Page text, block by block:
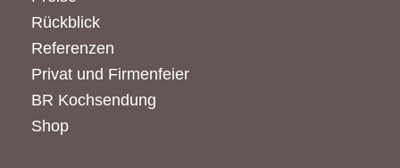
Rückblick
Referenzen
Privat und Firmenfeier
BR Kochsendung
Shop